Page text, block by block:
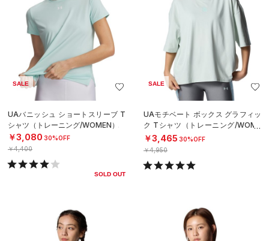
SALE
UAバニッシュ ショートスリーブ T
シャツ（トレーニング/WOMEN）
￥3,080 30%OFF
￥4,400
SOLD OUT
SALE
UAモチベート ボックス グラフィッ
ク Tシャツ（トレーニング/WOME
N）
￥3,465 30%OFF
￥4,950